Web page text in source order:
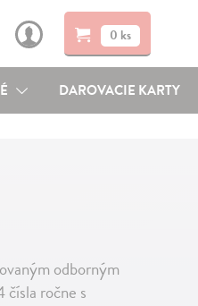
0 ks
DAROVACIE KARTY
odborným
ročne s